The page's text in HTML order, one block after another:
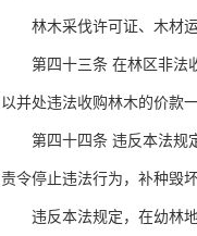
林木采伐许可证、木材运
第四十三条 在林区非法收
以并处违法收购林木的价款
第四十四条 违反本法规定
责令停止违法行为，补种毁
违反本法规定，在幼林地